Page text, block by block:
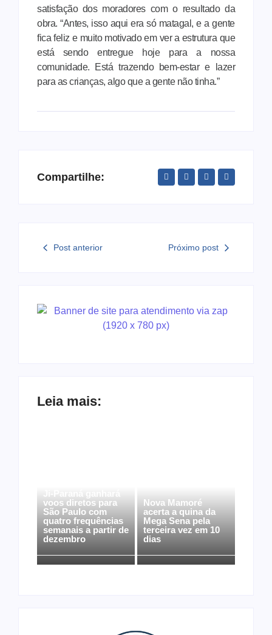
satisfação dos moradores com o resultado da
obra. “Antes, isso aqui era só matagal, e a gente
fica feliz e muito motivado em ver a estrutura que
está sendo entregue hoje para a nossa
comunidade. Está trazendo bem-estar e lazer
para as crianças, algo que a gente não tinha.”
Compartilhe:
Post anterior Próximo post
Leia mais:
voos diretos para
São Paulo com
quatro frequências
semanais a partir de
dezembro
Nova Mamoré
acerta a quina da
Mega Sena pela
terceira vez em 10
dias